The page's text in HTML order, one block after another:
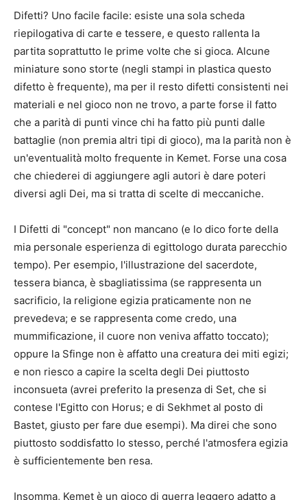
Difetti? Uno facile facile: esiste una sola scheda
riepilogativa di carte e tessere, e questo rallenta la
partita soprattutto le prime volte che si gioca. Alcune
miniature sono storte (negli stampi in plastica questo
difetto è frequente), ma per il resto difetti consistenti nei
materiali e nel gioco non ne trovo, a parte forse il fatto
che a parità di punti vince chi ha fatto più punti dalle
battaglie (non premia altri tipi di gioco), ma la parità non è
un'eventualità molto frequente in Kemet. Forse una cosa
che chiederei di aggiungere agli autori è dare poteri
diversi agli Dei, ma si tratta di scelte di meccaniche.
I Difetti di "concept" non mancano (e lo dico forte della
mia personale esperienza di egittologo durata parecchio
tempo). Per esempio, l'illustrazione del sacerdote,
tessera bianca, è sbagliatissima (se rappresenta un
sacrificio, la religione egizia praticamente non ne
prevedeva; e se rappresenta come credo, una
mummificazione, il cuore non veniva affatto toccato);
oppure la Sfinge non è affatto una creatura dei miti egizi;
e non riesco a capire la scelta degli Dei piuttosto
inconsueta (avrei preferito la presenza di Set, che si
contese l'Egitto con Horus; e di Sekhmet al posto di
Bastet, giusto per fare due esempi). Ma direi che sono
piuttosto soddisfatto lo stesso, perché l'atmosfera egizia
è sufficientemente ben resa.
Insomma, Kemet è un gioco di guerra leggero adatto a